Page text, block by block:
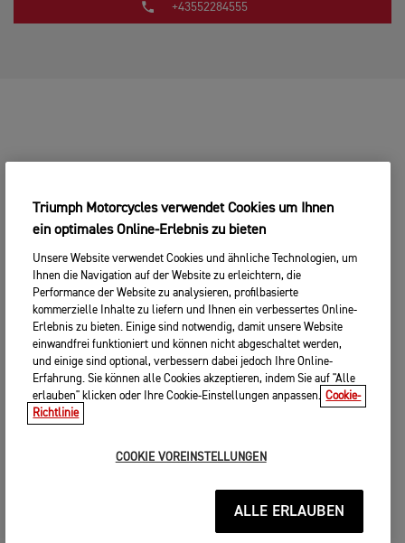
+43552284555
Triumph Motorcycles verwendet Cookies um Ihnen
ein optimales Online-Erlebnis zu bieten
Unsere Website verwendet Cookies und ähnliche Technologien, um
Ihnen die Navigation auf der Website zu erleichtern, die
Performance der Website zu analysieren, profilbasierte
kommerzielle Inhalte zu liefern und Ihnen ein verbessertes Online-
Erlebnis zu bieten. Einige sind notwendig, damit unsere Website
einwandfrei funktioniert und können nicht abgeschaltet werden,
und einige sind optional, verbessern dabei jedoch Ihre Online-
Erfahrung. Sie können alle Cookies akzeptieren, indem Sie auf "Alle
erlauben" klicken oder Ihre Cookie-Einstellungen anpassen. Cookie-
Richtlinie
COOKIE VOREINSTELLUNGEN
ALLE ERLAUBEN